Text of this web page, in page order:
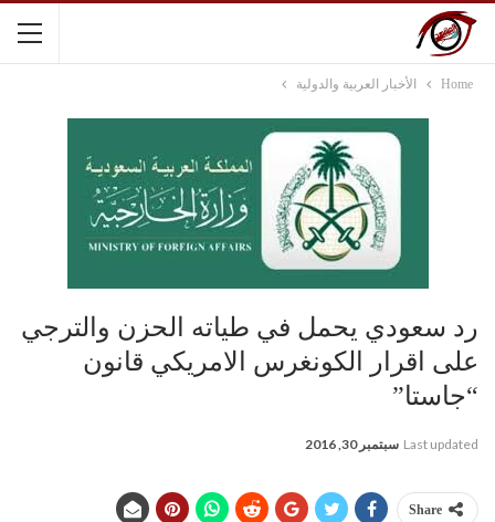
Home الأخبار العربية والدولية
رد سعودي يحمل في طياته الحزن والترجي
على اقرار الكونغرس الامريكي قانون
“جاستا”
Last updated سبتمبر 30, 2016
Share